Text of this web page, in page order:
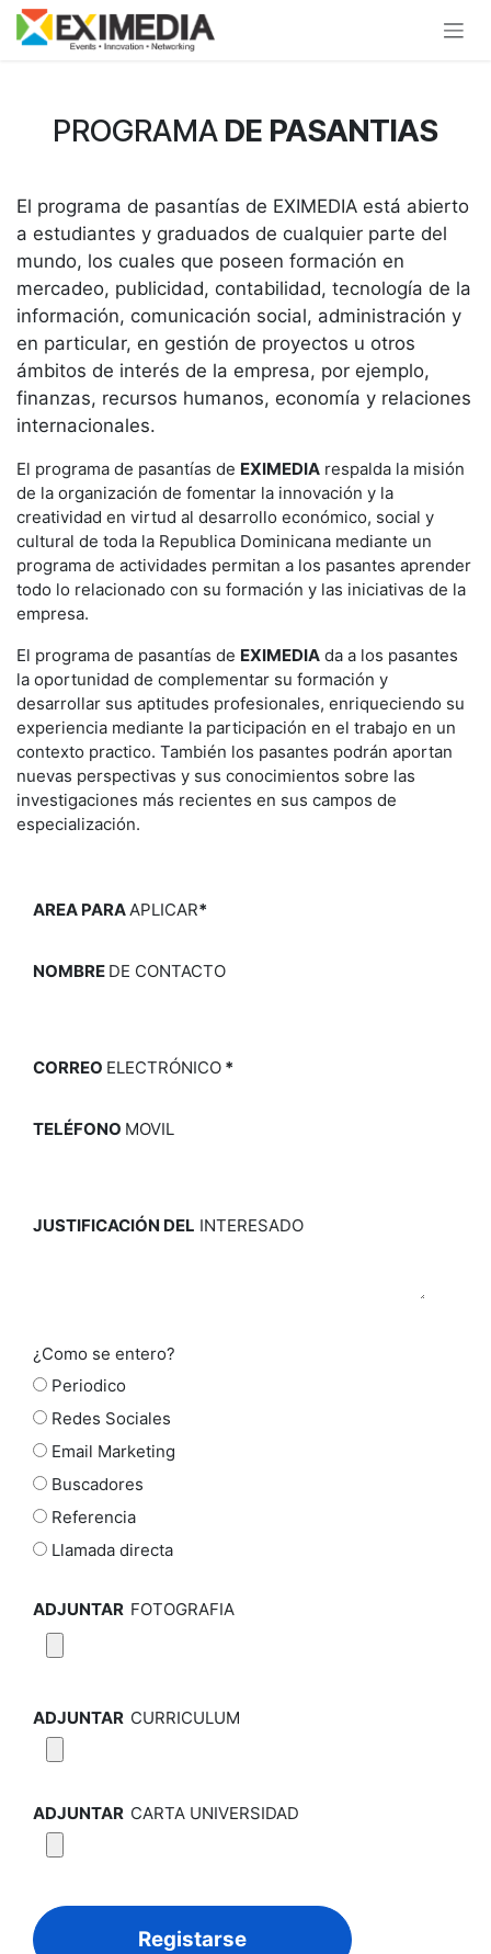
Ir al contenido
PROGRAMA DE PASANTIAS
El programa de pasantías de EXIMEDIA está abierto
a estudiantes y graduados de cualquier parte del
mundo, los cuales que poseen formación en
mercadeo, publicidad, contabilidad, tecnología de la
información, comunicación social, administración y
en particular, en gestión de proyectos u otros
ámbitos de interés de la empresa, por ejemplo,
finanzas, recursos humanos, economía y relaciones
internacionales.
El programa de pasantías de EXIMEDIA respalda la misión
de la organización de fomentar la innovación y la
creatividad en virtud al desarrollo económico, social y
cultural de toda la Republica Dominicana mediante un
programa de actividades permitan a los pasantes aprender
todo lo relacionado con su formación y las iniciativas de la
empresa.
El programa de pasantías de EXIMEDIA da a los pasantes
la oportunidad de complementar su formación y
desarrollar sus aptitudes profesionales, enriqueciendo su
experiencia mediante la participación en el trabajo en un
contexto practico. También los pasantes podrán aportan
nuevas perspectivas y sus conocimientos sobre las
investigaciones más recientes en sus campos de
especialización.
AREA PARAAPLICAR*
NOMBRE DE CONTACTO
CORREO ELECTRÓNICO *
TELÉFONO MOVIL
JUSTIFICACIÓN DEL INTERESADO
¿Como se entero?
Periodico
Redes Sociales
Email Marketing
Buscadores
Referencia
Llamada directa
ADJUNTAR FOTOGRAFIA
ADJUNTAR CURRICULUM
ADJUNTAR CARTA UNIVERSIDAD
Registarse